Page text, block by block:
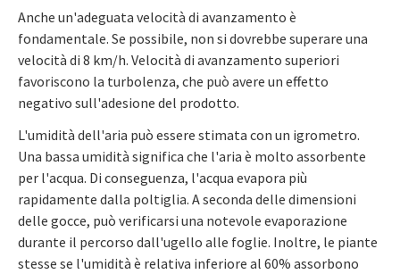
Anche un'adeguata velocità di avanzamento è
fondamentale. Se possibile, non si dovrebbe superare una
velocità di 8 km/h. Velocità di avanzamento superiori
favoriscono la turbolenza, che può avere un effetto
negativo sull'adesione del prodotto.
L'umidità dell'aria può essere stimata con un igrometro.
Una bassa umidità significa che l'aria è molto assorbente
per l'acqua. Di conseguenza, l'acqua evapora più
rapidamente dalla poltiglia. A seconda delle dimensioni
delle gocce, può verificarsi una notevole evaporazione
durante il percorso dall'ugello alle foglie. Inoltre, le piante
stesse se l'umidità è relativa inferiore al 60% assorbono